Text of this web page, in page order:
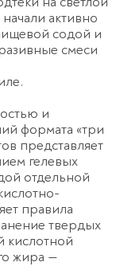
активно
содой и
смеси
и
формата «три
представляет
гелевых
отдельной
правила
твердых
кислотной
жира —